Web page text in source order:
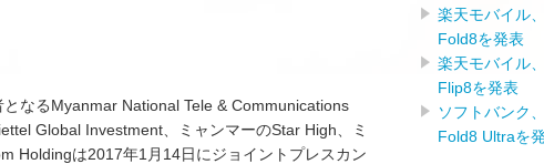
なるMyanmar National Tele & Communications
Global Investment、ミャンマーのStar High、ミ
Holdingは2017年1月14日にジョイントプレスカン
楽天モバイル
Fold8を発表
楽天モバイル
Flip8を発表
ソフトバンク
Fold8 Ultraを